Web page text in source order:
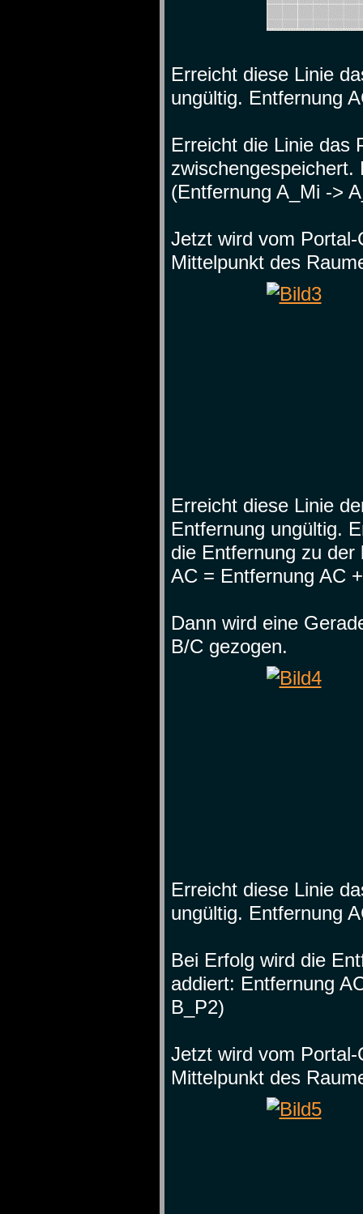
Erreicht diese Linie
ungültig. Entfernung
Erreicht die Linie das
(Entfernung A_Mi ->
Jetzt wird vom
Mittelpunkt des
Erreicht diese Linie
Entfernung ungültig.
die Entfernung zu
AC = Entfernung AC
Dann wird eine
B/C gezogen.
Erreicht diese Linie
ungültig. Entfernung
Bei Erfolg wird die
addiert: Entfernung
B_P2)
Jetzt wird vom
Mittelpunkt des